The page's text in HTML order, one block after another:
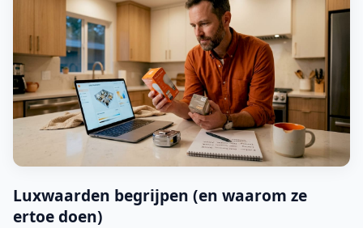
Luxwaarden begrijpen (en waarom ze
ertoe doen)